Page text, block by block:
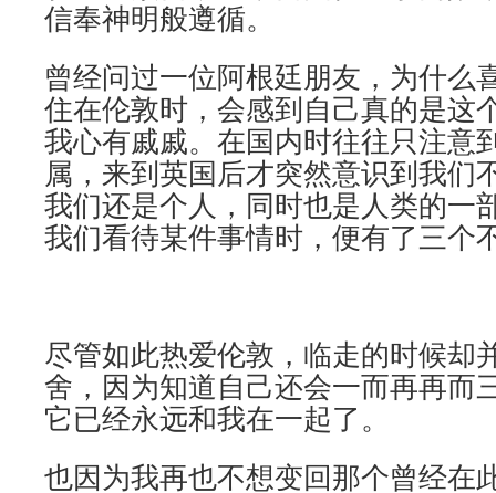
信奉神明般遵循。
曾经问过一位阿根廷朋友，为什么
住在伦敦时，会感到自己真的是这
我心有戚戚。在国内时往往只注意
属，来到英国后才突然意识到我们
我们还是个人，同时也是人类的一
我们看待某件事情时，便有了三个
尽管如此热爱伦敦，临走的时候却
舍，因为知道自己还会一而再再而
它已经永远和我在一起了。
也因为我再也不想变回那个曾经在